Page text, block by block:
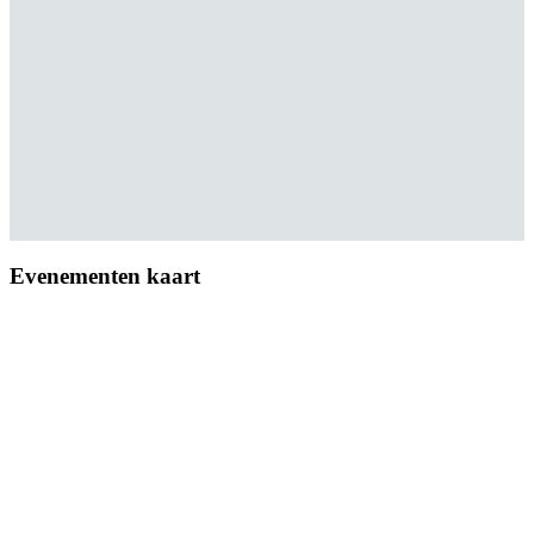
Evenementen kaart